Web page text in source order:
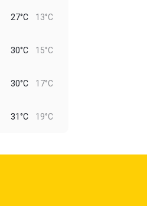
27°C 13°C
30°C 15°C
30°C 17°C
31°C 19°C